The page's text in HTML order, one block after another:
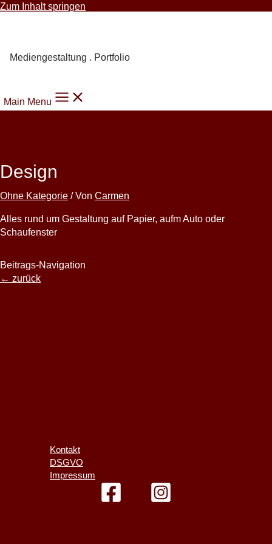
Zum Inhalt springen
Mediengestaltung . Portfolio
Main Menu
Design
Ohne Kategorie / Von Carmen
Alles rund um Gestaltung auf Papier, aufm Auto oder
Schaufenster
Beitrags-Navigation
← zurück
Kontakt
DSGVO
Impressum